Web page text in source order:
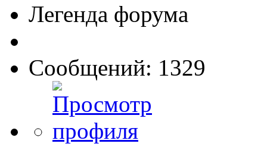
Легенда форума
Сообщений: 1329